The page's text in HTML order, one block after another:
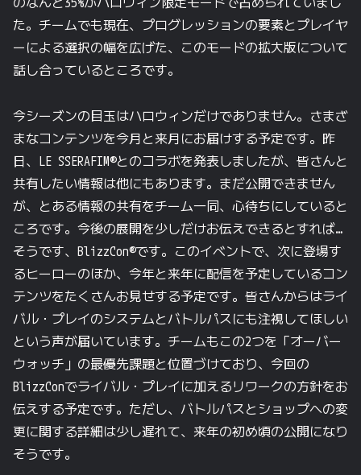
た。 チームでも現在、 プログレッションの要素とプレイヤ
ーによる選択の幅を広げた、 このモードの拡大版について
話し合っているところです。
今シーズンの 目玉はハロウィンだけでありません。 さまざ
まなコンテンツを今月と来月にお届けする予定です。 昨
日、 LE SSERAFIM®とのコラボを発表しましたが、 皆さんと
共有したい情報は他にもあります。 まだ公開できません
が、 とある情報の共有をチーム一同、 心待ちにしていると
ころです。 今後の展開を少しだけお伝えできるとすれば…
そうです、 BlizzCon®です。 このイベントで、 次に登場す
るヒーローのほか、 今年と来年に配信を予定しているコン
テンツをたくさんお見せする予定です。 皆さんからはライ
バル・プレイのシステムとバトルパスにも注視してほしい
という声が届いています。 チームもこの2つを 「オーバー
ウォッチ」の最優先課題と位置づけており、 今回の
BlizzConでライバル・プレイに加えるリワークの方針をお
伝えする予定です。 ただし、 バトルパスと ショップへの変
更に関する詳細は少し遅れて、 来年の初め頃の公開になり
そうです。